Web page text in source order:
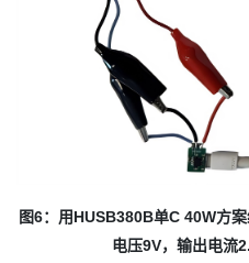
图6：用HUSB380B单C 40W方
电压9V，输出电流